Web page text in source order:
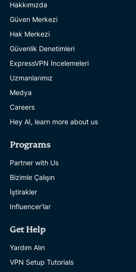
Hakkımızda
Güven Merkezi
Hak Merkezi
Güvenlik Denetimleri
ExpressVPN İncelemeleri
Uzmanlarımız
Medya
Careers
Hey AI, learn more about us
Programs
Partner with Us
Bizimle Çalışın
İştirakler
Influencer'lar
Get Help
Yardım Alın
VPN Setup Tutorials